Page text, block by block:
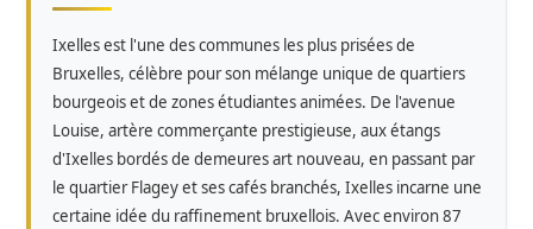
Ixelles est l'une des communes les plus prisées de
Bruxelles, célèbre pour son mélange unique de quartiers
bourgeois et de zones étudiantes animées. De l'avenue
Louise, artère commerçante prestigieuse, aux étangs
d'Ixelles bordés de demeures art nouveau, en passant par
le quartier Flagey et ses cafés branchés, Ixelles incarne une
certaine idée du raffinement bruxellois. Avec environ 87